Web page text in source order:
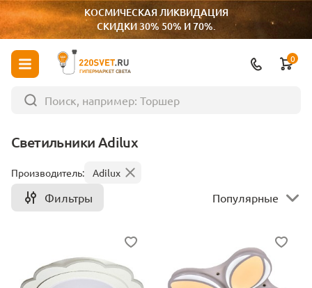
КОСМИЧЕСКАЯ ЛИКВИДАЦИЯ
СКИДКИ 30% 50% И 70%.
ГИПЕРМАРКЕТ СВЕТА
0
Светильники Adilux
Производитель: Adilux
Фильтры Популярные